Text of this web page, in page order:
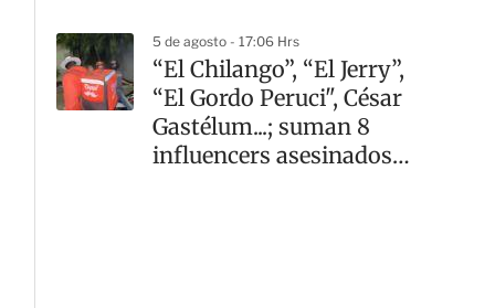
5 de agosto - 17:06 Hrs
“El Chilango”, “El Jerry”,
“El Gordo Peruci", César
Gastélum...; suman 8
influencers asesinados